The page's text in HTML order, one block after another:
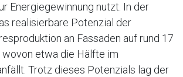
Energiegewinnung nutzt. In der
realisierbare Potenzial der
an Fassaden auf rund 17
etwa die Hälfte im
Trotz dieses Potenzials lag der